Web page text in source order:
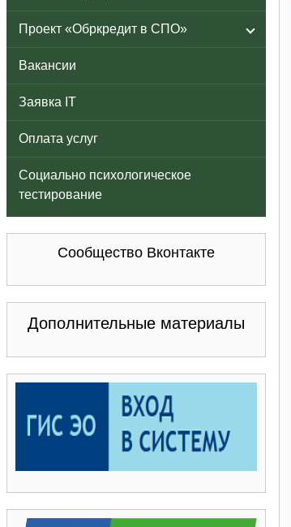
Проект «Обркредит в СПО»
Вакансии
Заявка IT
Оплата услуг
Социально психологическое
тестирование
Сообщество Вконтакте
Дополнительные материалы